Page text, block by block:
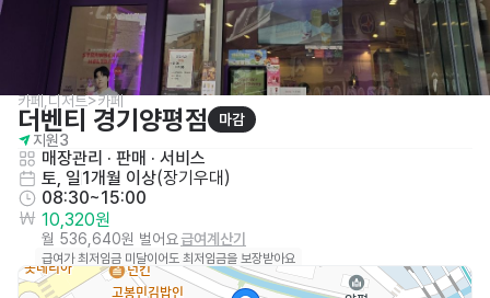
카페,디저트>카페
더벤티 경기양평점
마감
지원3
매장관리 · 판매 · 서비스
토, 일1개월 이상(장기우대 )
08:30~15:00
10,320원
월 536,640원 벌어요급여계산기
급여가 최저임금 미달이어도 최저임금을 보장받아요